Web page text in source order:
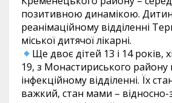
позитивною динамікою.
реанімаційному відділенні
міської дитячої лікарні.
Ще двоє дітей 13 і 14 років,
19, з Монастириського
інфекційному відділенні. Їх
важкий, стан мами – відносно-